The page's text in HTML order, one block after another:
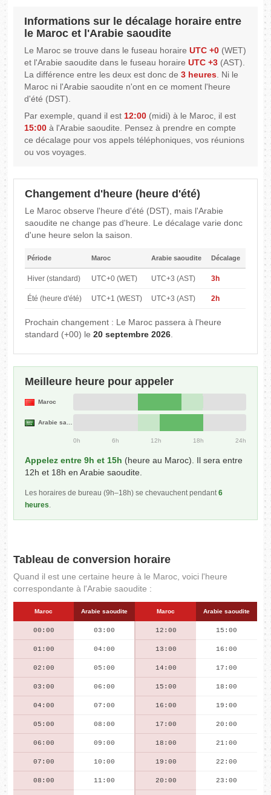
Informations sur le décalage horaire entre
le Maroc et l'Arabie saoudite
Le Maroc se trouve dans le fuseau horaireUTC +0 (WET)
et l'Arabie saoudite dans le fuseau horaireUTC +3 (AST).
La différence entre les deux est donc de3 heures. Ni le
Maroc ni l'Arabie saoudite n'ont en ce moment l'heure
d'été (DST).
Par exemple, quand il est12:00 (midi) à le Maroc, il est
15:00 à l'Arabie saoudite. Pensez à prendre en compte
ce décalage pour vos appels téléphoniques, vos réunions
ou vos voyages.
Changement d'heure (heure d'été)
Le Maroc observe l'heure d'été (DST), mais l'Arabie
saoudite ne change pas d'heure. Le décalage varie donc
d'une heure selon la saison.
Période Maroc Arabie saoudite Décalage
Hiver (standard) UTC+0 (WET) UTC+3 (AST) 3h
Été (heure d'été) UTC+1 (WEST) UTC+3 (AST) 2h
Prochain changement : Le Maroc passera à l'heure
standard (+00) le20 septembre 2026.
Meilleure heure pour appeler
Maroc
Arabie saoudite
0h 6h 12h 18h 24h
Appelez entre 9h et 15h (heure au Maroc). Il sera entre
12h et 18h en Arabie saoudite.
Les horaires de bureau (9h–18h) se chevauchent pendant6
heures.
Tableau de conversion horaire
Quand il est une certaine heure à le Maroc, voici l'heure
correspondante à l'Arabie saoudite :
Maroc Arabie saoudite Maroc Arabie saoudite
00:00 03:00 12:00 15:00
01:00 04:00 13:00 16:00
02:00 05:00 14:00 17:00
03:00 06:00 15:00 18:00
04:00 07:00 16:00 19:00
05:00 08:00 17:00 20:00
06:00 09:00 18:00 21:00
07:00 10:00 19:00 22:00
08:00 11:00 20:00 23:00